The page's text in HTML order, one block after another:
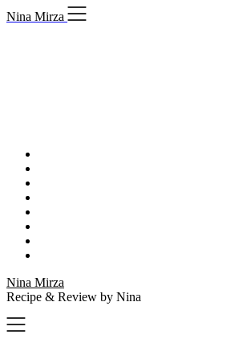
Skip
to
Nina Mirza
Nina Mirza
Recipe & Review by Nina